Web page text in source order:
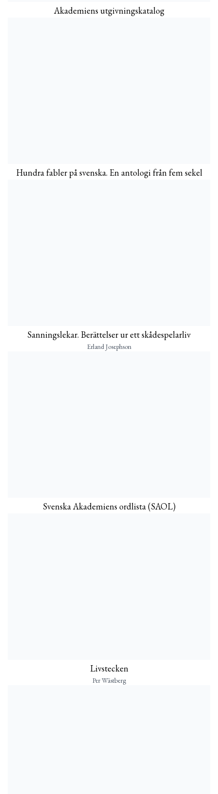
Akademiens utgivningskatalog
Hundra fabler på svenska. En antologi från fem sekel
Sanningslekar. Berättelser ur ett skådespelarliv
Erland Josephson
Svenska Akademiens ordlista (SAOL)
Livstecken
Per Wästberg